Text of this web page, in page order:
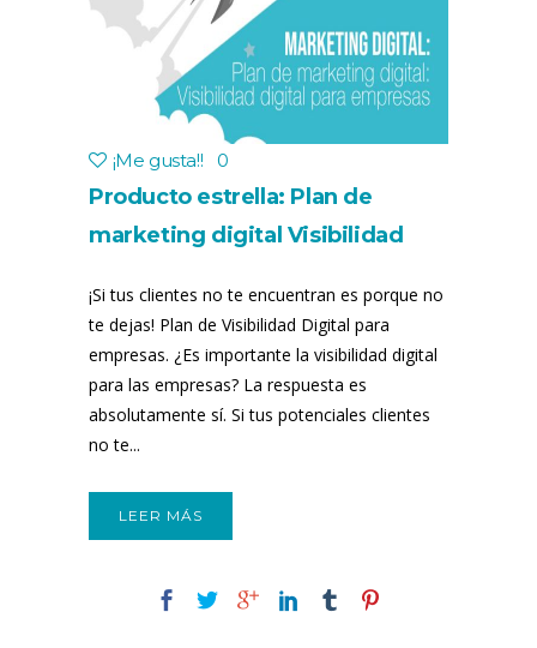
¡Me gusta!! 0
Producto estrella: Plan de
marketing digital Visibilidad
¡Si tus clientes no te encuentran es porque no
te dejas! Plan de Visibilidad Digital para
empresas. ¿Es importante la visibilidad digital
para las empresas? La respuesta es
absolutamente sí. Si tus potenciales clientes
no te...
LEER MÁS